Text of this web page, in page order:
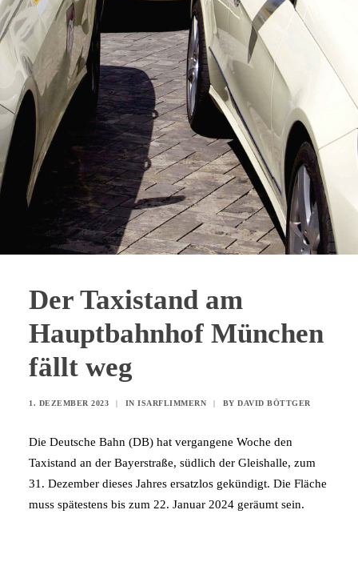
Der Taxistand am
Hauptbahnhof München
fällt weg
1. DEZEMBER 2023 | IN ISARFLIMMERN | BY DAVID BÖTTGER
Die Deutsche Bahn (DB) hat vergangene Woche den
Taxistand an der Bayerstraße, südlich der Gleishalle, zum
31. Dezember dieses Jahres ersatzlos gekündigt. Die Fläche
muss spätestens bis zum 22. Januar 2024 geräumt sein.